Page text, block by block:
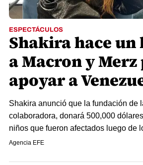
ESPECTÁCULOS
Shakira hace
a Macron y Merz
apoyar a
Shakira anunció que la fundación de
colaboradora, donará 500,000
niños que fueron afectados luego de
Agencia EFE